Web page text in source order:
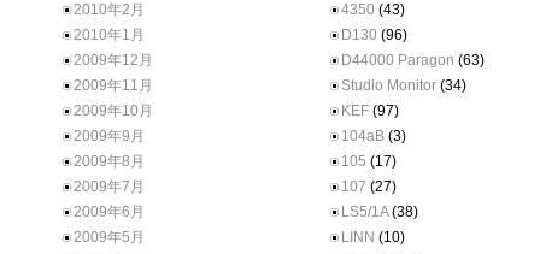
2010年2月
2010年1月
2009年12月
2009年11月
2009年10月
2009年9月
2009年8月
2009年7月
2009年6月
2009年5月
4350 (43)
D130 (96)
D44000 Paragon (63)
Studio Monitor (34)
KEF (97)
104aB (3)
105 (17)
107 (27)
LS5/1A(38)
LINN (10)